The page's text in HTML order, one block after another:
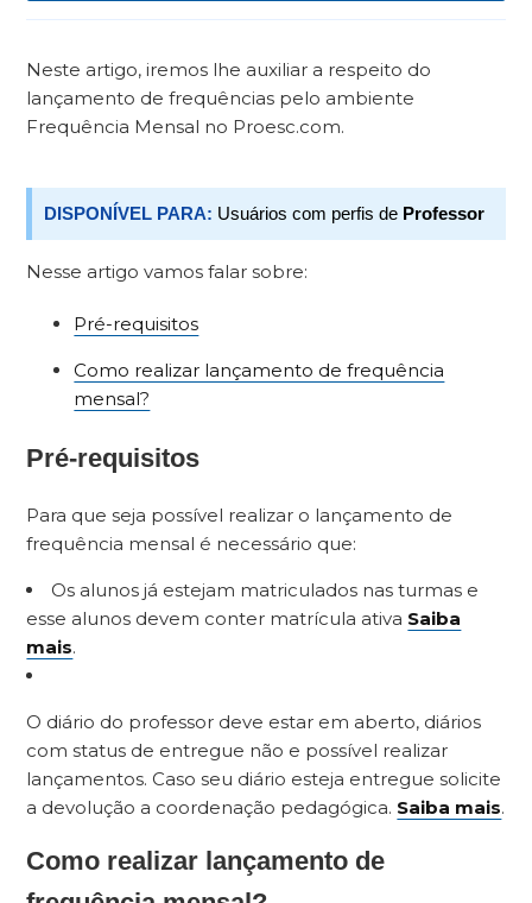
Neste artigo, iremos lhe auxiliar a respeito do
lançamento de frequências pelo ambiente
Frequência Mensal no Proesc.com.
DISPONÍVEL PARA: Usuários com perfis de Professor
Nesse artigo vamos falar sobre:
Pré-requisitos
Como realizar lançamento de frequência
mensal?
Pré-requisitos
Para que seja possível realizar o lançamento de
frequência mensal é necessário que:
Os alunos já estejam matriculados nas turmas e
esse alunos devem conter matrícula ativa Saiba
mais.
O diário do professor deve estar em aberto, diários
com status de entregue não e possível realizar
lançamentos. Caso seu diário esteja entregue solicite
a devolução a coordenação pedagógica. Saiba mais.
Como realizar lançamento de